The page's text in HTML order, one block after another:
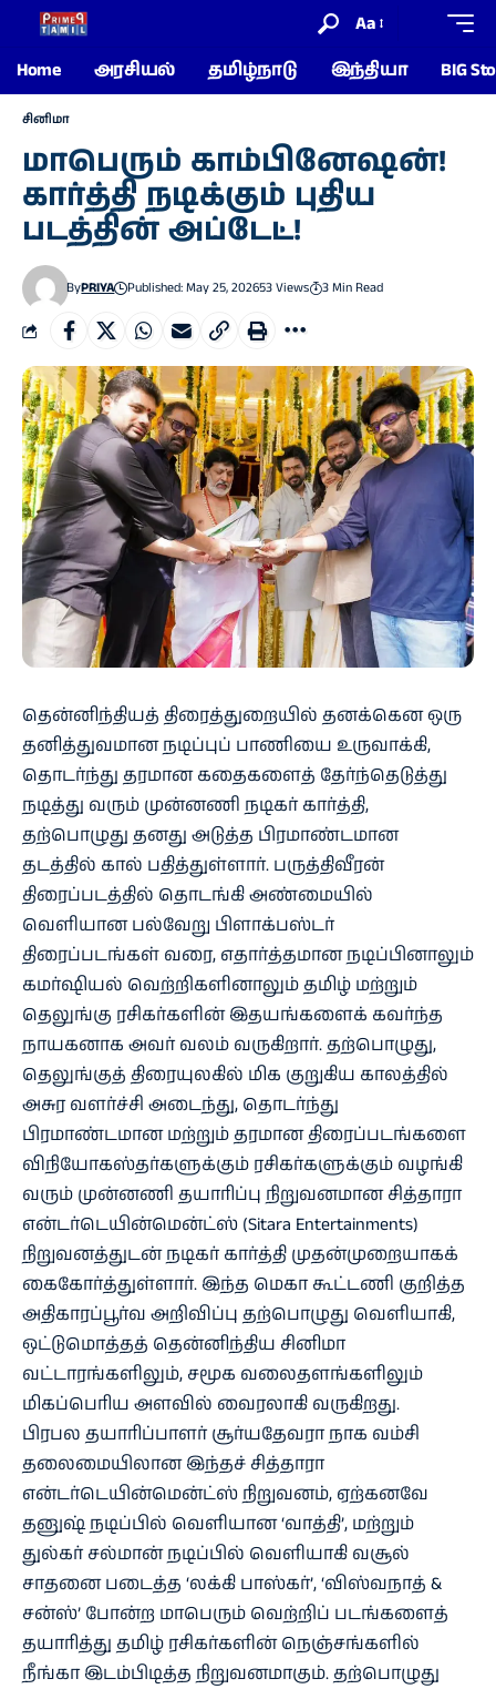
Aa
Home
அரசியல் தமிழ்நாடு இந்தியா BIG
சினிமா
மாபெரும் காம்பினேஷன்!
கார்த்தி நடிக்கும் புதிய
படத்தின் அப்டேட்!
ByPRIYA Published: May 25, 202653 Views 3 Min Read
தென்னிந்தியத் திரைத்துறையில் தனக்கென ஒரு
தனித்துவமான நடிப்புப் பாணியை உருவாக்கி,
தொடர்ந்து தரமான கதைகளைத் தேர்ந்தெடுத்து
நடித்து வரும் முன்னணி நடிகர் கார்த்தி,
தற்பொழுது தனது அடுத்த பிரமாண்டமான
தடத்தில் கால் பதித்துள்ளார். பருத்திவீரன்
திரைப்படத்தில் தொடங்கி அண்மையில்
வெளியான பல்வேறு பிளாக்பஸ்டர்
திரைப்படங்கள் வரை, எதார்த்தமான நடிப்பினாலும்
கமர்ஷியல் வெற்றிகளினாலும் தமிழ் மற்றும்
தெலுங்கு ரசிகர்களின் இதயங்களைக் கவர்ந்த
நாயகனாக அவர் வலம் வருகிறார். தற்பொழுது,
தெலுங்குத் திரையுலகில் மிக குறுகிய காலத்தில்
அசுர வளர்ச்சி அடைந்து, தொடர்ந்து
பிரமாண்டமான மற்றும் தரமான திரைப்படங்களை
விநியோகஸ்தர்களுக்கும் ரசிகர்களுக்கும் வழங்கி
வரும் முன்னணி தயாரிப்பு நிறுவனமான சித்தாரா
என்டர்டெயின்மென்ட்ஸ் (Sitara Entertainments)
நிறுவனத்துடன் நடிகர் கார்த்தி முதன்முறையாகக்
கைகோர்த்துள்ளார். இந்த மெகா கூட்டணி குறித்த
அதிகாரப்பூர்வ அறிவிப்பு தற்பொழுது வெளியாகி,
ஒட்டுமொத்தத் தென்னிந்திய சினிமா
வட்டாரங்களிலும், சமூக வலைதளங்களிலும்
மிகப்பெரிய அளவில் வைரலாகி வருகிறது.
பிரபல தயாரிப்பாளர் சூர்யதேவரா நாக வம்சி
தலைமையிலான இந்தச் சித்தாரா
என்டர்டெயின்மென்ட்ஸ் நிறுவனம், ஏற்கனவே
தனுஷ் நடிப்பில் வெளியான ‘வாத்தி’, மற்றும்
துல்கர் சல்மான் நடிப்பில் வெளியாகி வசூல்
சாதனை படைத்த ‘லக்கி பாஸ்கர்’, ‘விஸ்வநாத் &
சன்ஸ்’ போன்ற மாபெரும் வெற்றிப் படங்களைத்
தயாரித்து தமிழ் ரசிகர்களின் நெஞ்சங்களில்
நீங்கா இடம்பிடித்த நிறுவனமாகும். தற்பொழுது